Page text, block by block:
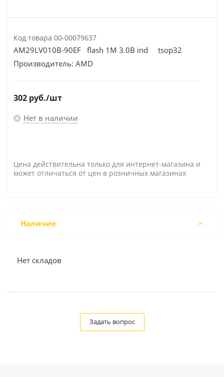
Код товара 00-00079637
AM29LV010B-90EF flash 1M 3.0В ind tsop32
Производитель: AMD
302 руб./шт
Нет в наличии
Цена действительна только для интернет-магазина и
может отличаться от цен в розничных магазинах
Наличие
Нет складов
Задать вопрос